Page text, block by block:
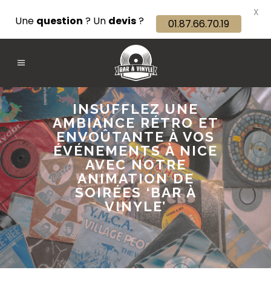
INSUFFLEZ UNE
AMBIANCE RÉTRO ET
ENVOÛTANTE À VOS
ÉVÉNEMENTS À NICE
AVEC NOTRE
ANIMATION DE
SOIRÉES ‘BAR À
VINYLE’
Une question ? Un devis? 01.87.66.70.19
X